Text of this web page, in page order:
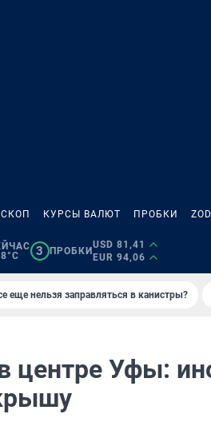
КУРСЫ ВАЛЮТ ПРОБКИ
3 ПРОБКИ
USD 81,41
EUR 94,06
еще нельзя заправляться в канистры?
центре Уфы: